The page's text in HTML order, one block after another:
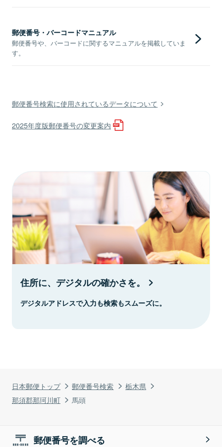
日本郵便トップ 郵便番号検索
栃木県
那須郡那珂川町
馬頭
郵便番号・バーコードマニュアル
郵便番号や、バーコードに関するマニュアルを掲載していま
す。
郵便番号検索に使用されているデータについて
2025年度版郵便番号の変更案内
住所に、デジタルの確かさを。
デジタルアドレスで入力も検索もスムーズに。
郵便番号を調べる